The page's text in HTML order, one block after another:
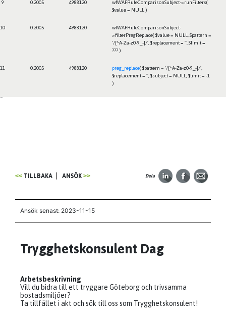
9 0.2005 4988120
wfWAFRuleComparisonSubject->runFilters(
$value = NULL )
10 0.2005 4988120
wfWAFRuleComparisonSubject-
>filterPregReplace($value = NULL
$pattern =
'/[^A-Za-z0-9_-]/' $replacement = '' $limit =
??? )
11 0.2005 4988120 preg_replace($pattern = '/[^A-Za-z0-9_-]/'
$replacement = '' $subject = NULL $limit = -1
)
TILLBAKA ANSÖK Dela
Ansök senast: 2023-11-15
Trygghetskonsulent Dag
Arbetsbeskrivning
Vill du bidra till ett tryggare Göteborg och trivsamma
bostadsmiljöer?
Ta tillfället i akt och sök till oss som Trygghetskonsulent!